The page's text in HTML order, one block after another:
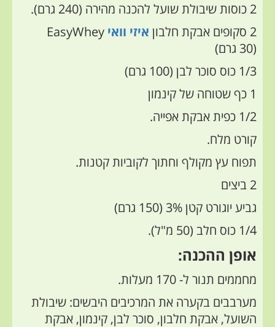
2 כוסות שיבולת שועל להכנה מהירה (240 גרם).
2 סקופים אבקת חלבון
איזי וואי EasyWhey
(30 גרם)
1/3 כוס סוכר לבן (100 גרם)
1 כף שטוחה של קינמון
1/2 כפית אבקת אפייה.
קורט מלח.
תפוח עץ מקולף וחתוך לקוביות קטנות.
2 ביצים
גביע יוגורט קטן 3% (150 גרם)
1/4 כוס חלב (50 מ"ל).
אופן ההכנה:
מחממים תנור ל- 170 מעלות.
מערבבים בקערה את המרכיבים היבשים: שיבולת
השועל, אבקת חלבון, סוכר לבן, קינמון, אבקת